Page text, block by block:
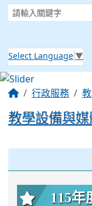
Select Language ▼
::: 行政服務
教學設備與
115年